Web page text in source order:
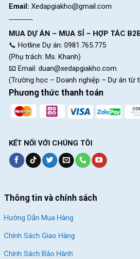
Email: Xedapgiakho@gmail.com
MUA DỰ ÁN – MUA SỈ – HỢP TÁC
📞 Hotline Dự án: 0981.765.775
(Phụ trách: Ms. Khanh)
📧 Email: duan@xedapgiakho.com
(Trường học – Doanh nghiệp – Dự án từ
Phương thức thanh toán
KẾT NỐI VỚI CHÚNG TÔI
Thông tin và chính sách
Hướng Dẫn Mua Hàng
Chính Sách Giao Hàng
Chính Sách Bảo Hành